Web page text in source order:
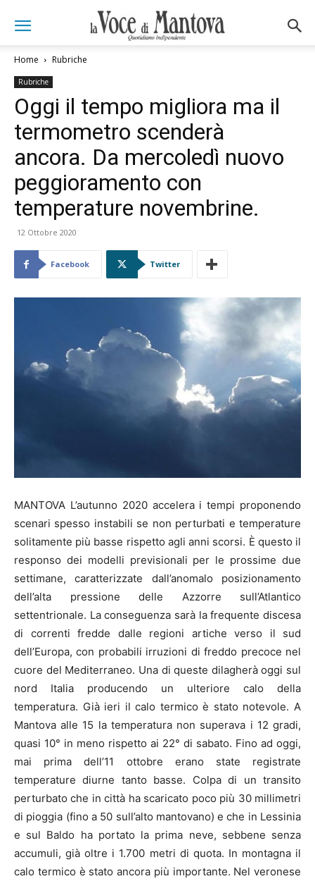
Home Rubriche
Rubriche
Oggi il tempo migliora ma il
termometro scenderà
ancora. Da mercoledì nuovo
peggioramento con
temperature novembrine.
12 Ottobre 2020
Facebook Twitter
MANTOVA L’autunno 2020 accelera i tempi proponendo
scenari spesso instabili se non perturbati e temperature
solitamente più basse rispetto agli anni scorsi. È questo il
responso dei modelli previsionali per le prossime due
settimane, caratterizzate dall’anomalo posizionamento
dell’alta pressione delle Azzorre sull’Atlantico
settentrionale. La conseguenza sarà la frequente discesa
di correnti fredde dalle regioni artiche verso il sud
dell’Europa, con probabili irruzioni di freddo precoce nel
cuore del Mediterraneo. Una di queste dilagherà oggi sul
nord Italia producendo un ulteriore calo della
temperatura. Già ieri il calo termico è stato notevole. A
Mantova alle 15 la temperatura non superava i 12 gradi,
quasi 10° in meno rispetto ai 22° di sabato. Fino ad oggi,
mai prima dell’11 ottobre erano state registrate
temperature diurne tanto basse. Colpa di un transito
perturbato che in città ha scaricato poco più 30 millimetri
di pioggia (fino a 50 sull’alto mantovano) e che in Lessinia
e sul Baldo ha portato la prima neve, sebbene senza
accumuli, già oltre i 1.700 metri di quota. In montagna il
calo termico è stato ancora più importante. Nel veronese